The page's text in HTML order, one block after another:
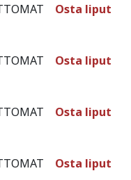
Osta liput
Osta liput
Osta liput
Osta liput